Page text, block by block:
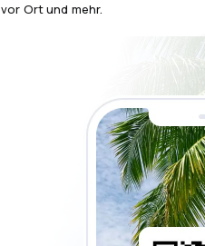
vor Ort und mehr.